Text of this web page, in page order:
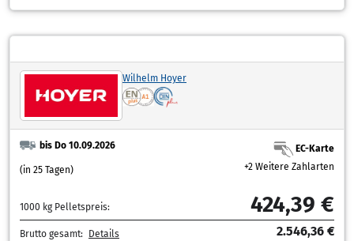
Wilhelm Hoyer
bis Do 10.09.2026
(in 25 Tagen)
EC-Karte
+2 Weitere Zahlarten
1000 kg Pelletspreis: 424,39 €
Brutto gesamt: Details 2.546,36 €